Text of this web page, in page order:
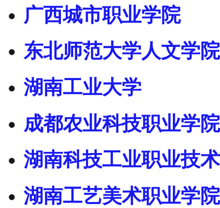
广西城市职业学院
东北师范大学人文学院
湖南工业大学
成都农业科技职业学院
湖南科技工业职业技
湖南工艺美术职业学院